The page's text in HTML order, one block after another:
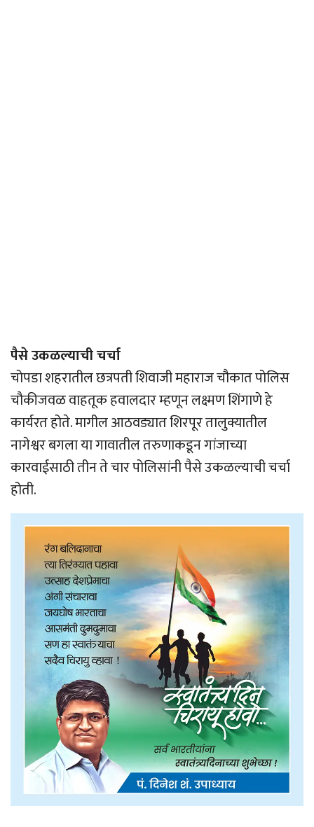
पैसे उकळल्याची चर्चा
चोपडा शहरातील छत्रपती शिवाजी महाराज चौकात पोलिस
चौकीजवळ वाहतूक हवालदार म्हणून लक्ष्मण शिंगाणे हे
कार्यरत होते. मागील आठवड्यात शिरपूर तालुक्यातील
नागेश्वर बगला या गावातील तरुणाकडून गांजाच्या
कारवाईसाठी तीन ते चार पोलिसांनी पैसे उकळल्याची चर्चा
होती.